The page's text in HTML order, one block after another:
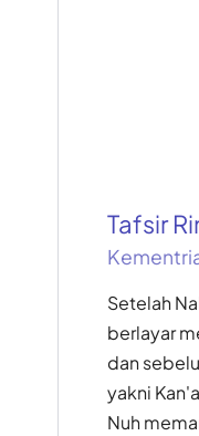
Tafsir
Setelah
berlayar
dan
yakni
Nuh